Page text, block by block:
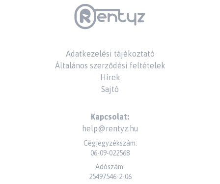
Adatkezelési tájékoztató
Általános szerződési feltételek
Hírek
Sajtó
Kapcsolat:
help@rentyz.hu
Cégjegyzékszám:
06-09-022568
Adószám:
25497546-2-06